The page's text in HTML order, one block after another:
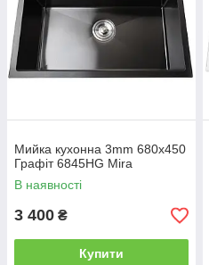
Мийка кухонна 3mm 680х450
Графіт 6845HG Mira
В наявності
3 400 ₴
Купити